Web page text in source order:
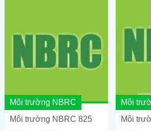
Môi trường NBRC
Môi trường NBRC 825
Môi
Môi